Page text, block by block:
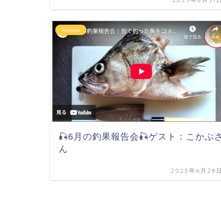
Youtube
🎣6月の釣果報告会🎣ゲスト：こかぶ
ん
2025年6月28